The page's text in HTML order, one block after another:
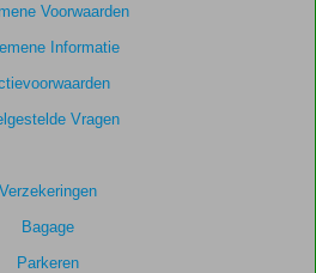
7,0
7,8
Voorwaarden
Informatie
Vragen
Verzekeringen
Bagage
Parkeren